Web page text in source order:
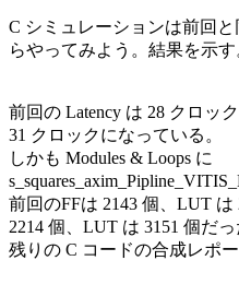
C シミュレーションは前回
らやってみよう。結果を示す
前回の Latency は 28 クロッ
31 クロックになっている。
しかも Modules & Loops に
前回のFFは 2143 個、LUT
2214 個、LUT は 3151 個だっ
残りの C コードの合成レポー